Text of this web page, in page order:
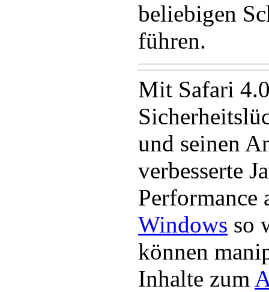
beliebigen
führen.
Mit Safari
und seinen
verbesserte
Performance
Windows so
können
Inhalte zum